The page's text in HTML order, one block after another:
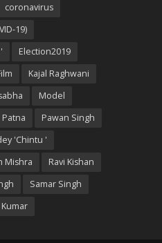
coronavirus
19)
Election2019
Kajal Raghwani
Model
Patna
Pawan Singh
'Chintu '
Mishra
Ravi Kishan
Samar Singh